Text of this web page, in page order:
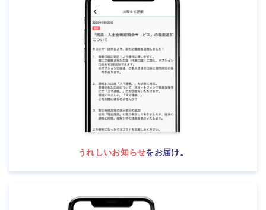
うれしいお知らせをお届け。